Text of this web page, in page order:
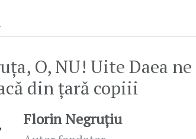
O, NU! Uite Daea ne
din țară copiii
Florin Negruțiu